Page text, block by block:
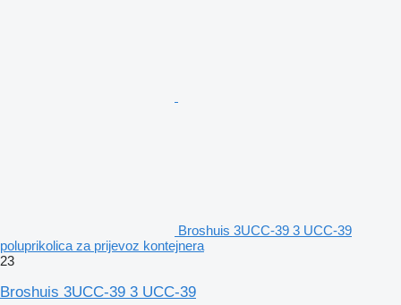
Broshuis 3UCC-39 3 UCC-39
poluprikolica za prijevoz kontejnera
23
Broshuis 3UCC-39 3 UCC-39